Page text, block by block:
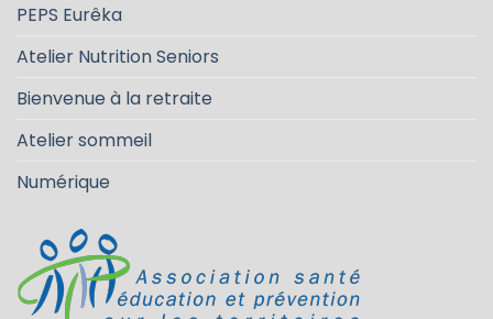
PEPS Eurêka
Atelier Nutrition Seniors
Bienvenue à la retraite
Atelier sommeil
Numérique